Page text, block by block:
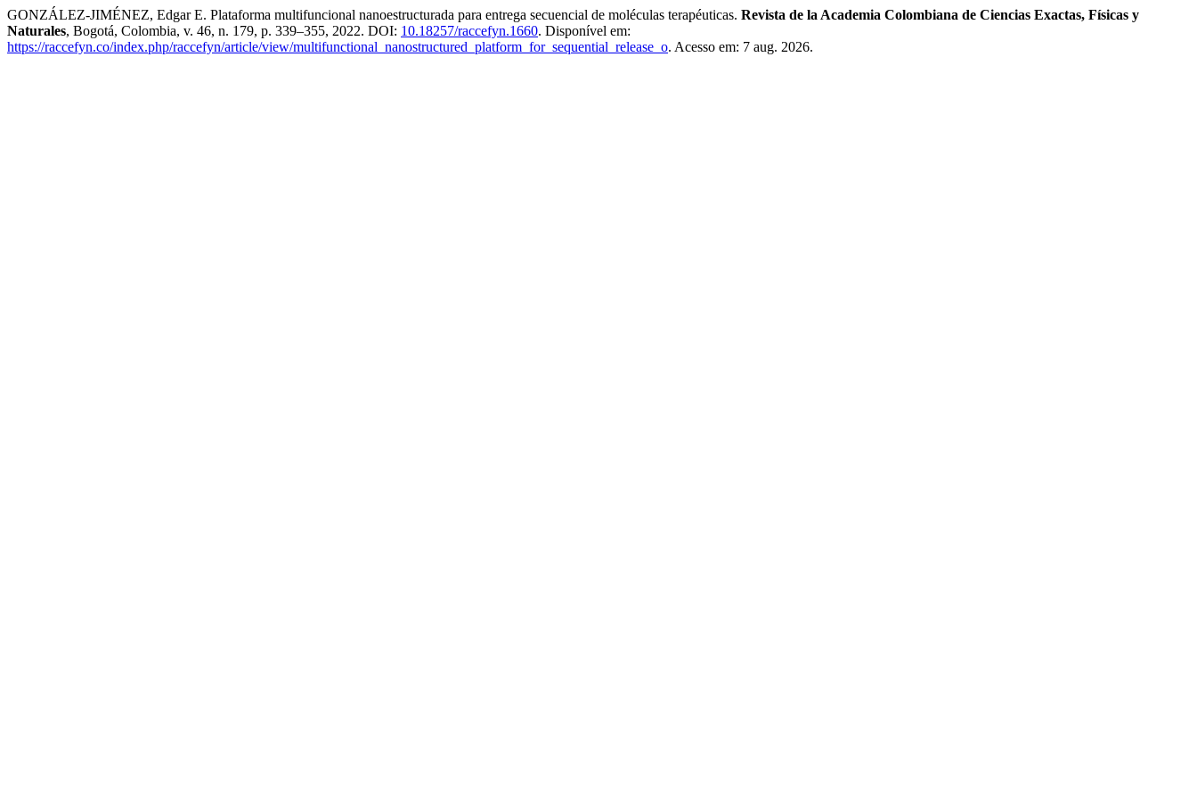
GONZÁLEZ-JIMÉNEZ, Edgar E. Plataforma multifuncional nanoestructurada para entrega secuencial de moléculas terapéuticas. Revista de la Academia Colombiana de Ciencias Exactas, Físicas y
Naturales, Bogotá, Colombia, v. 46, n. 179, p. 339–355, 2022. DOI: 10.18257/raccefyn.1660. Disponível em:
https://raccefyn.co/index.php/raccefyn/article/view/multifunctional_nanostructured_platform_for_sequential_release_o. Acesso em: 7 aug. 2026.